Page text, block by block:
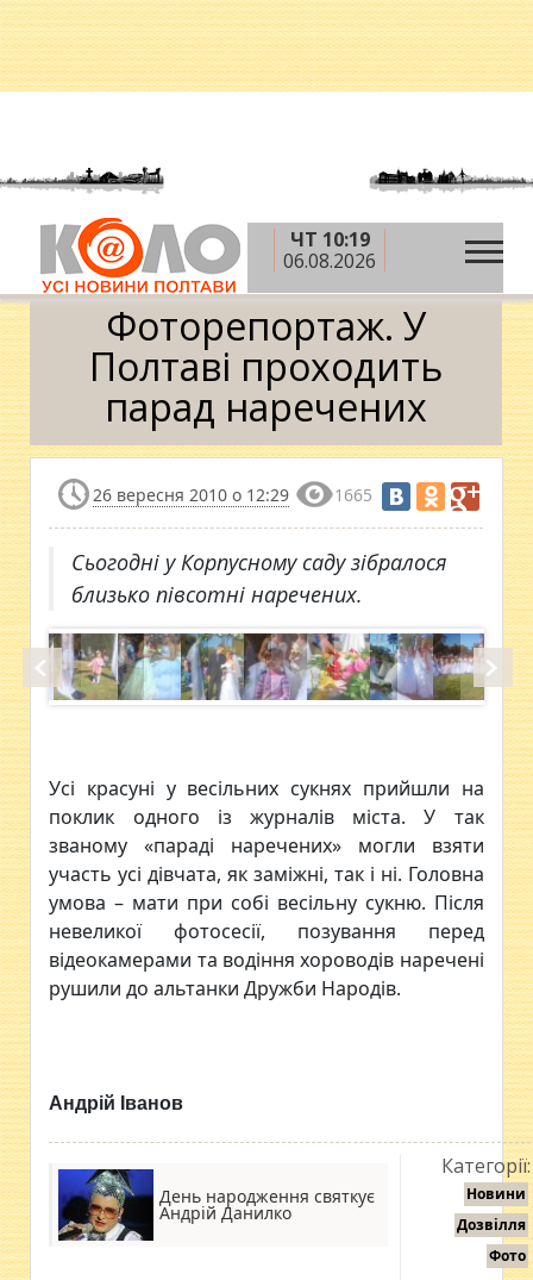
ЧТ 10:19
06.08.2026
Головна » Новини »
Фоторепортаж. У Полтаві
проходить парад наречених
Фоторепортаж. У
Полтаві проходить
парад наречених
26 вересня 2010 о 12:29 1665
Сьогодні у Корпусному саду зібралося
близько півсотні наречених.
Усі красуні у весільних сукнях прийшли на
поклик одного із журналів міста. У так
званому «параді наречених» могли взяти
участь усі дівчата, як заміжні, так і ні. Головна
умова – мати при собі весільну сукню. Після
невеликої фотосесії, позування перед
відеокамерами та водіння хороводів наречені
рушили до альтанки Дружби Народів.
Андрій Іванов
День народження святкує
Андрій Данилко
Категорії:
Новини
Дозвілля
Фото